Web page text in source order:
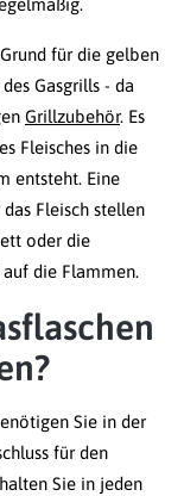
für die gelben
Gasgrills - da
Grillzubehör. Es
Fleisches in die
entsteht. Eine
Fleisch stellen
oder die
die Flammen.
Sie in der
für den
Sie in jeden